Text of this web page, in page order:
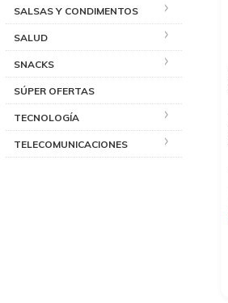
SALSAS Y CONDIMENTOS
SALUD
SNACKS
SÚPER OFERTAS
TECNOLOGÍA
TELECOMUNICACIONES